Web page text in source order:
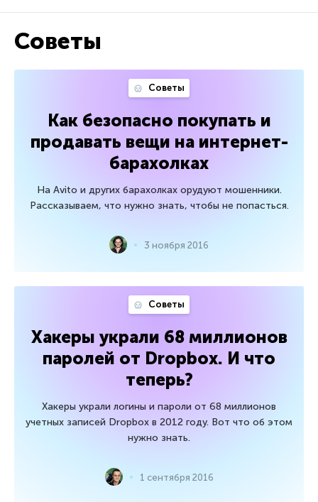
Советы
Советы
Как безопасно покупать и
продавать вещи на интернет-
барахолках
На Avito и других барахолках орудуют мошенники.
Рассказываем, что нужно знать, чтобы не попасться.
3 ноября 2016
Советы
Хакеры украли 68 миллионов
паролей от Dropbox. И что
теперь?
Хакеры украли логины и пароли от 68 миллионов
учетных записей Dropbox в 2012 году. Вот что об этом
нужно знать.
1 сентября 2016